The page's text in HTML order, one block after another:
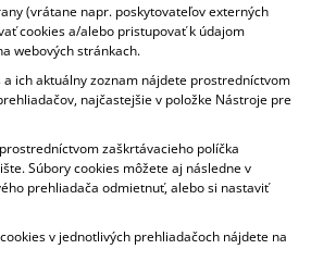
(vrátane napr. poskytovateľov externých
cookies a/alebo pristupovať k údajom
webových stránkach.
ich aktuálny zoznam nájdete prostredníctvom
najčastejšie v položke Nástroje pre
zaškrtávacieho políčka
Súbory cookies môžete aj následne v
prehliadača odmietnuť, alebo si nastaviť
v jednotlivých prehliadačoch nájdete na